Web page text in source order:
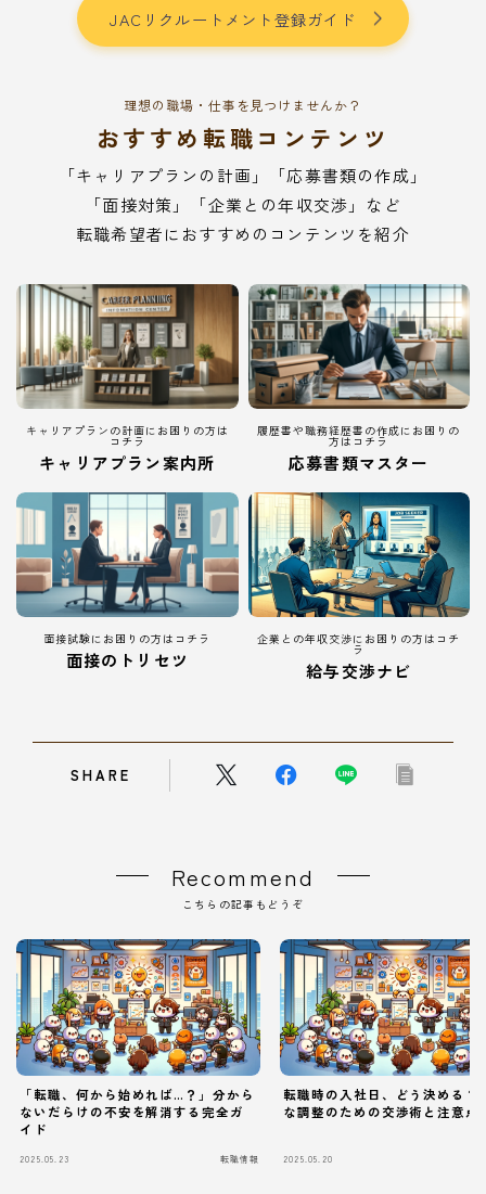
JACリクルートメント登録ガイド
理想の職場・仕事を見つけませんか？
おすすめ転職コンテンツ
「キャリアプランの計画」「応募書類の作成」
「面接対策」「企業との年収交渉」など
転職希望者におすすめのコンテンツを紹介
キャリアプランの計画にお困りの方は
コチラ
キャリアプラン案内所
履歴書や職務経歴書の作成にお困りの
方はコチラ
応募書類マスター
面接試験にお困りの方はコチラ
面接のトリセツ
企業との年収交渉にお困りの方はコチ
ラ
給与交渉ナビ
SHARE
Recommend
こちらの記事もどうぞ
「転職、何から始めれば…？」分から
ないだらけの不安を解消する完全ガ
イド
2025.05.23 転職情報
転職時の入社日、どう決める？
な調整のための交渉術と注意点
2025.05.20